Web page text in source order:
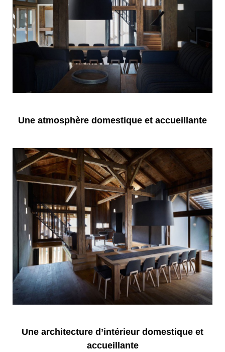
Une atmosphère domestique et accueillante
Une architecture d’intérieur domestique et
accueillante